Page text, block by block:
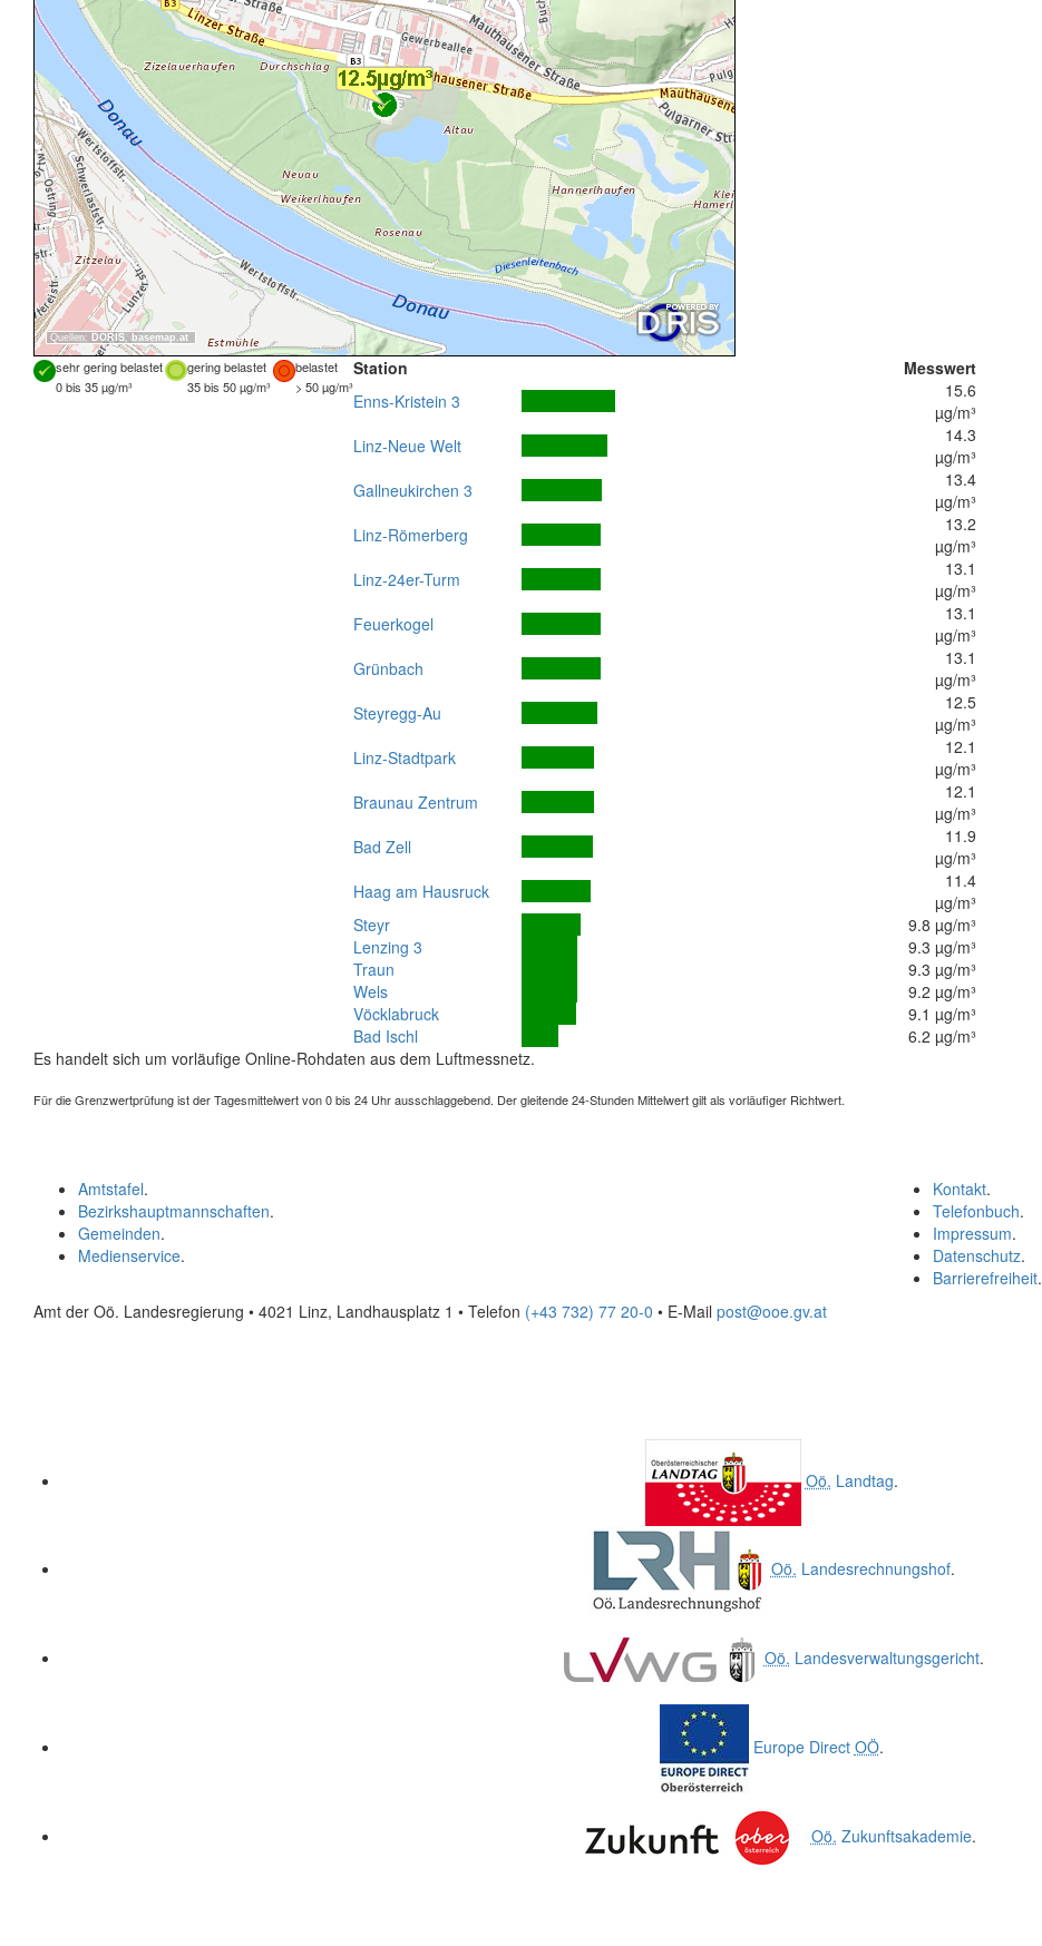
Quellen: DORIS, basemap.at
sehr gering belastet gering belastet
belastet
0 bis 35 µg/m³
35 bis 50 µg/m³ > 50 µg/m³
Station
Messwert
Enns-Kristein 3
15.6
µg/m³
Linz-Neue Welt
14.3
µg/m³
Gallneukirchen 3
13.4
µg/m³
Linz-Römerberg
13.2
µg/m³
Linz-24er-Turm
13.1
µg/m³
Feuerkogel
13.1
µg/m³
Grünbach
13.1
µg/m³
Steyregg-Au
12.5
µg/m³
Linz-Stadtpark
12.1
µg/m³
Braunau Zentrum
12.1
µg/m³
Bad Zell
11.9
µg/m³
Haag am Hausruck
11.4
µg/m³
Steyr
9.8 µg/m³
Lenzing 3
9.3 µg/m³
Traun
9.3 µg/m³
Wels
9.2 µg/m³
Vöcklabruck
9.1 µg/m³
Bad Ischl
6.2 µg/m³
Es handelt sich um vorläufige Online-Rohdaten aus dem Luftmessnetz.
Für die Grenzwertprüfung ist der Tagesmittelwert von 0 bis 24 Uhr ausschlaggebend. Der gleitende 24-Stunden Mittelwert gilt als vorläufiger Richtwert.
Kontakt.
Telefonbuch.
Impressum.
Datenschutz.
Barrierefreiheit.
Amtstafel.
Bezirkshauptmannschaften.
Gemeinden.
Medienservice.
Amt der Oö. Landesregierung • 4021 Linz, Landhausplatz 1 • Telefon (+43 732) 77 20-0 • E-Mail post@ooe.gv.at
Oö. Landtag.
Oö. Landesrechnungshof.
Oö. Landesverwaltungsgericht.
Europe Direct OÖ.
Oö. Zukunftsakademie.